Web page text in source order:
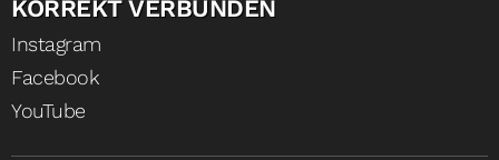
KORREKT VERBUNDEN
Instagram
Facebook
YouTube